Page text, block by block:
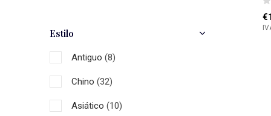
Estilo
Antiguo (8)
Chino (32)
Asiático (10)